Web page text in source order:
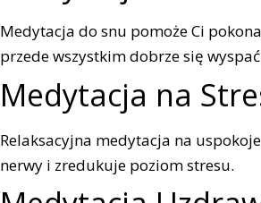
Medytacja do snu pomoże Ci
przede wszystkim dobrze się
Medytacja na
Relaksacyjna medytacja na
nerwy i zredukuje poziom stresu.